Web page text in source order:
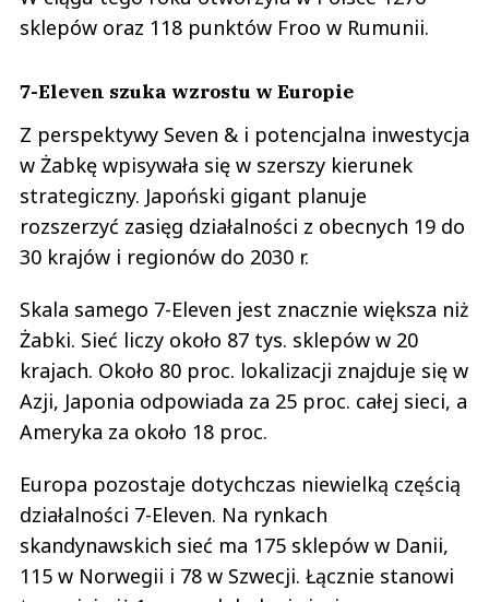
Z perspektywy Seven & i potencjalna inwestycja
w Żabkę wpisywała się w szerszy kierunek
strategiczny. Japoński gigant planuje
rozszerzyć zasięg działalności z obecnych 19 do
30 krajów i regionów do 2030 r.
Skala samego 7-Eleven jest znacznie większa niż
Żabki. Sieć liczy około 87 tys. sklepów w 20
krajach. Około 80 proc. lokalizacji znajduje się w
Azji, Japonia odpowiada za 25 proc. całej sieci, a
Ameryka za około 18 proc.
Europa pozostaje dotychczas niewielką częścią
działalności 7-Eleven. Na rynkach
skandynawskich sieć ma 175 sklepów w Danii,
115 w Norwegii i 78 w Szwecji. Łącznie stanowi
to mniej niż 1 proc. globalnej sieci.